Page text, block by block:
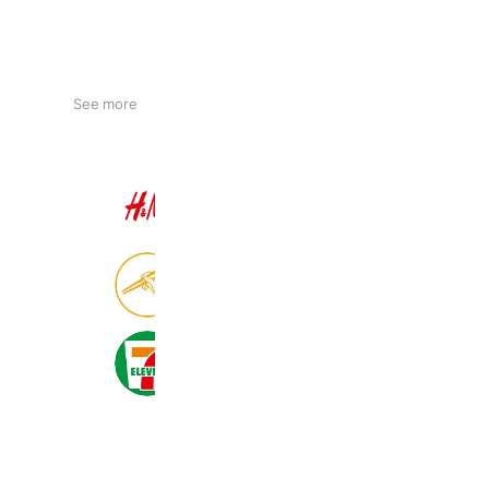
See more